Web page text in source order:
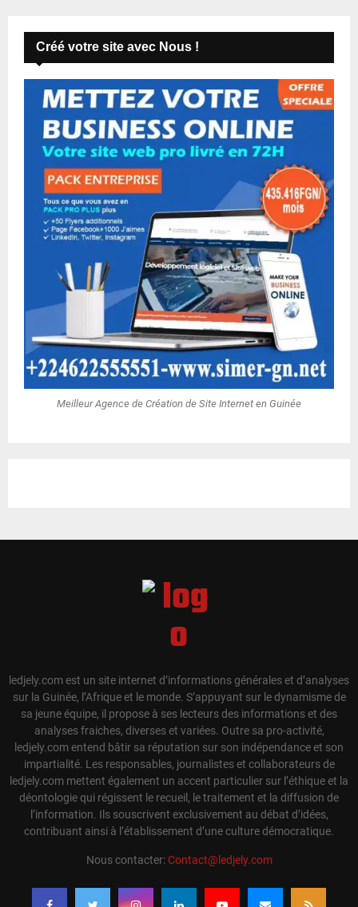
Créé votre site avec Nous !
Meilleur Agence de Création de Site Internet en Guinée
ledjely.com est un site internet d’informations générales et d’analyses
sur la Guinée, l’Afrique et le monde. S’appuyant sur le dynamisme de
sa jeune équipe, il propose à ses lecteurs des informations et des
analyses fraiches, diverses et variées. Outre sa pro-activité,
ledjely.com entend bâtir sa réputation sur son indépendance et son
impartialité. Les responsables, journalistes et collaborateurs de
ledjely.com mettent également un accent particulier sur l’éthique et la
déontologie qui régissent le recueil, le traitement et la diffusion de
l’information. Ils souscrivent exclusivement au débat d’idées,
contribuant ainsi à l’établissement d’une culture démocratique.
Nous contacter:Contact@ledjely.com